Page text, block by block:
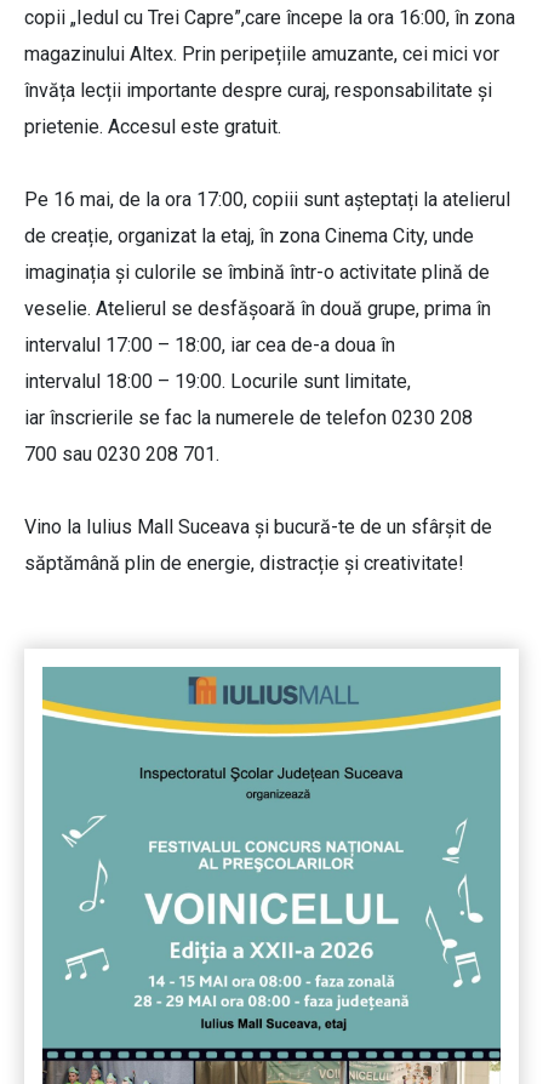
copii „Iedul cu Trei Capre”,care începe la ora 16:00, în zona
magazinului Altex. Prin peripețiile amuzante, cei mici vor
învăța lecții importante despre curaj, responsabilitate și
prietenie. Accesul este gratuit.
Pe 16 mai, de la ora 17:00, copiii sunt așteptați la atelierul
de creație, organizat la etaj, în zona Cinema City, unde
imaginația și culorile se îmbină într-o activitate plină de
veselie. Atelierul se desfășoară în două grupe, prima în
intervalul 17:00 – 18:00, iar cea de-a doua în
intervalul 18:00 – 19:00. Locurile sunt limitate,
iar înscrierile se fac la numerele de telefon 0230 208
700 sau 0230 208 701.
Vino la Iulius Mall Suceava și bucură-te de un sfârșit de
săptămână plin de energie, distracție și creativitate!